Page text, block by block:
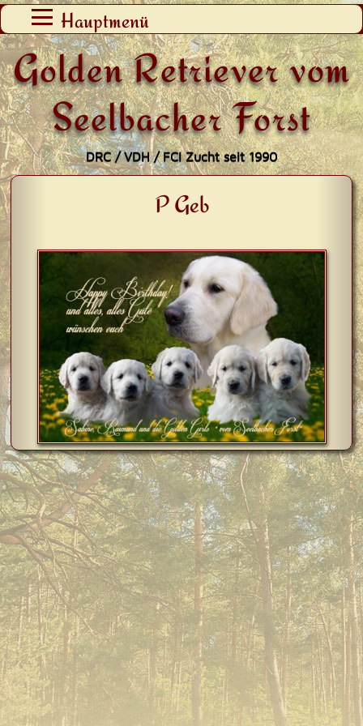
Golden Retriever vom
Seelbacher Forst
DRC / VDH / FCI Zucht seit 1990
Hauptmenü
Zum
Inhalt
springen
P Geb